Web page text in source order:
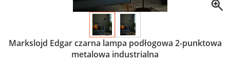
Markslojd Edgar czarna lampa podłogowa 2-punktowa
metalowa industrialna